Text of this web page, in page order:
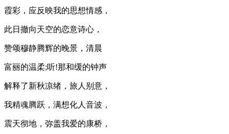
霞彩，应反映我的思想情感，
此日撤向天空的恋意诗心，
赞颂穆静腾辉的晚景，清晨
富丽的温柔;听!那和缓的钟声
解释了新秋凉绪，旅人别意，
我精魂腾跃，满想化人音波，
震天彻地，弥盖我爱的康桥，